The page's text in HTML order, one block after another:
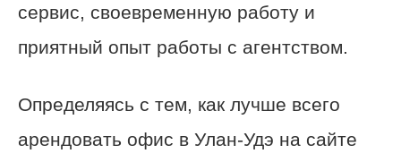
сервис, своевременную работу и
приятный опыт работы с агентством.
Определяясь с тем, как лучше всего
арендовать офис в Улан-Удэ на сайте